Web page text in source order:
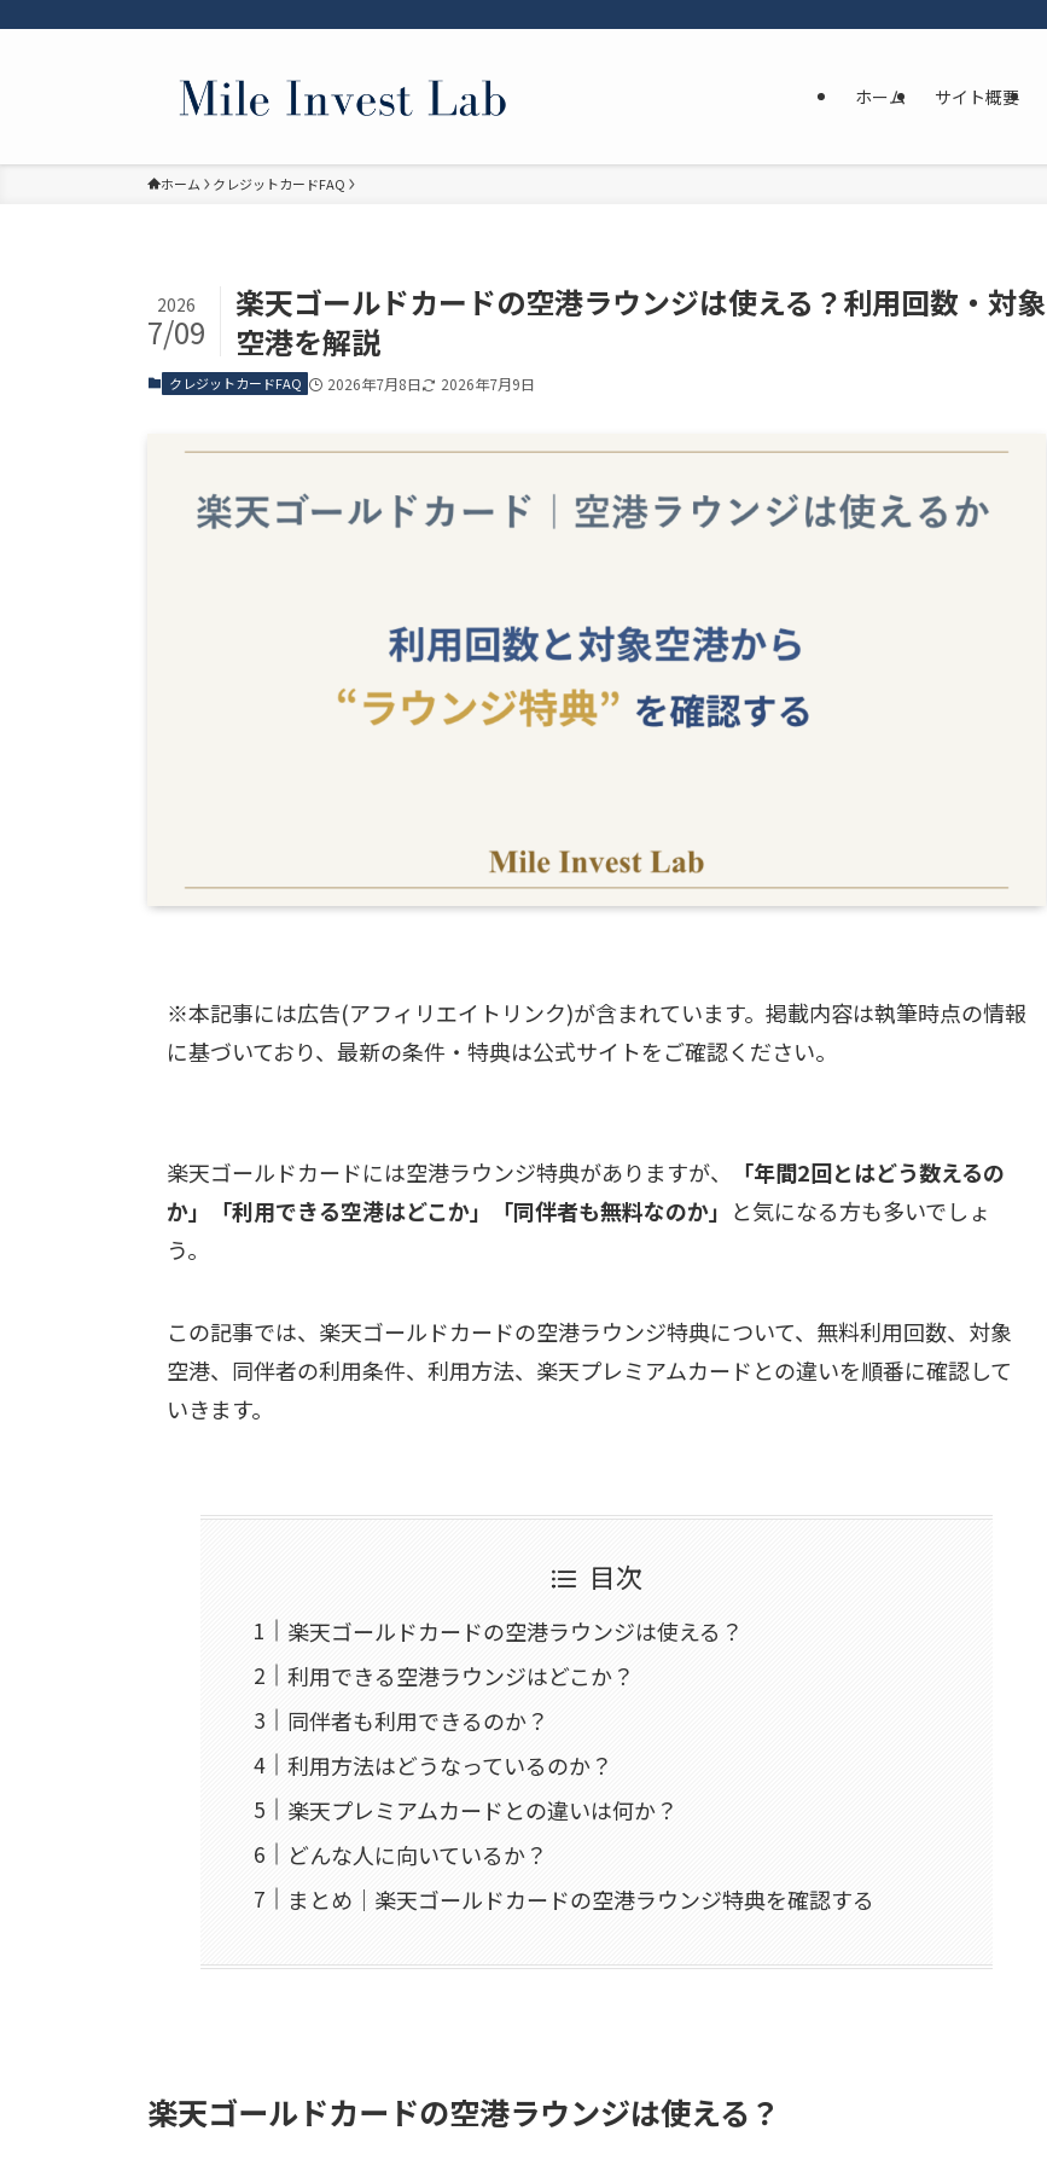
ホーム サイト概要
ホーム クレジットカードFAQ
楽天ゴールドカードの空港ラウンジは使える？利用回数・対象
空港を解説
2026
7/09
クレジットカードFAQ 2026年7月8日 2026年7月9日
※本記事には広告(アフィリエイトリンク)が含まれています。掲載内容は執筆時点の情報
に基づいており、最新の条件・特典は公式サイトをご確認ください。
楽天ゴールドカードには空港ラウンジ特典がありますが、
「年間2回とはどう数えるの
か」「利用できる空港はどこか」「同伴者も無料なのか」 と気になる方も多いでしょ
う。
この記事では、楽天ゴールドカードの空港ラウンジ特典について、無料利用回数、対象
空港、同伴者の利用条件、利用方法、楽天プレミアムカードとの違いを順番に確認して
いきます。
目次
楽天ゴールドカードの空港ラウンジは使える？
利用できる空港ラウンジはどこか？
同伴者も利用できるのか？
利用方法はどうなっているのか？
楽天プレミアムカードとの違いは何か？
どんな人に向いているか？
まとめ｜楽天ゴールドカードの空港ラウンジ特典を確認する
楽天ゴールドカードの空港ラウンジは使える？